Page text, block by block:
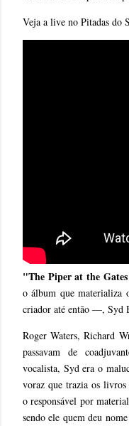
Veja a live no Pitadas do
"The Piper at the
o álbum que
criador até então —, Syd
Roger Waters, Richard
passavam de
vocalista, Syd era o
voraz que trazia os livros
o responsável por
sendo ele quem deu